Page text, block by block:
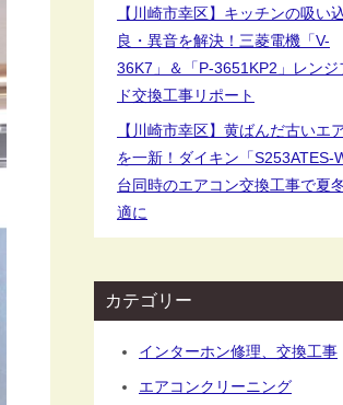
【川崎市幸区】キッチンの吸い
良・異音を解決！三菱電機「V-
36K7」＆「P-3651KP2」レンジ
ド交換工事リポート
【川崎市幸区】黄ばんだ古いエ
を一新！ダイキン「S253ATES-
台同時のエアコン交換工事で夏
適に
カテゴリー
インターホン修理、交換工事
エアコンクリーニング